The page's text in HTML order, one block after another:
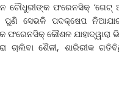
ଚୌଧୁରୀଙ୍କ ଫରେନସିକ୍‌ ‘ଗେଟ୍‌
ପୁଣି ସେଭଳି ପଦକ୍ଷେପ
ଫରେନସିକ୍‌ କୌଶଳ
ଚାଲିବା ଶୈଳୀ, ଶାରିରୀକ